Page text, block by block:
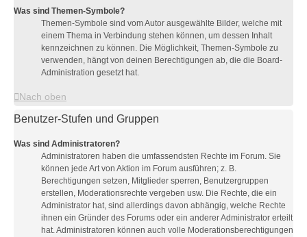
Was sind Themen-Symbole?
Themen-Symbole sind vom Autor ausgewählte Bilder, welche mit
einem Thema in Verbindung stehen können, um dessen Inhalt
kennzeichnen zu können. Die Möglichkeit, Themen-Symbole zu
verwenden, hängt von deinen Berechtigungen ab, die die Board-
Administration gesetzt hat.
Nach oben
Benutzer-Stufen und Gruppen
Was sind Administratoren?
Administratoren haben die umfassendsten Rechte im Forum. Sie
können jede Art von Aktion im Forum ausführen; z. B.
Berechtigungen setzen, Mitglieder sperren, Benutzergruppen
erstellen, Moderationsrechte vergeben usw. Die Rechte, die ein
Administrator hat, sind allerdings davon abhängig, welche Rechte
ihnen ein Gründer des Forums oder ein anderer Administrator erteilt
hat. Administratoren können auch volle Moderationsberechtigungen